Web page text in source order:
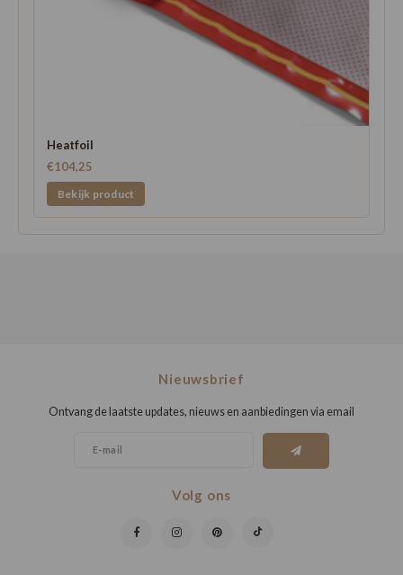
Heatfoil
€104,25
Bekijk product
Nieuwsbrief
Ontvang de laatste updates, nieuws en aanbiedingen via email
Volg ons